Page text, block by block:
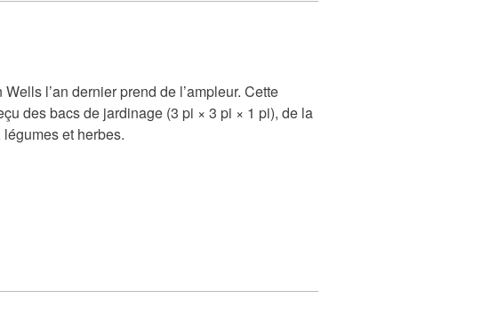
l’an dernier prend de l’ampleur. Cette
des bacs de jardinage (3 pi × 3 pi × 1 pi), de la
et herbes.